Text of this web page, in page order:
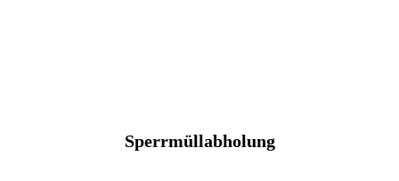
Sperrmüllabholung